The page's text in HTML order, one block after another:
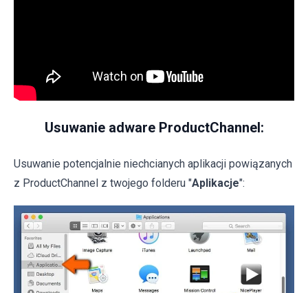
Usuwanie adware ProductChannel:
Usuwanie potencjalnie niechcianych aplikacji powiązanych
z ProductChannel z twojego folderu "Aplikacje":